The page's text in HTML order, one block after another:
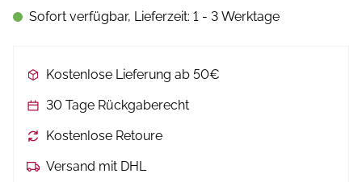
Sofort verfügbar, Lieferzeit: 1 - 3 Werktage
Kostenlose Lieferung ab 50€
30 Tage Rückgaberecht
Kostenlose Retoure
Versand mit DHL